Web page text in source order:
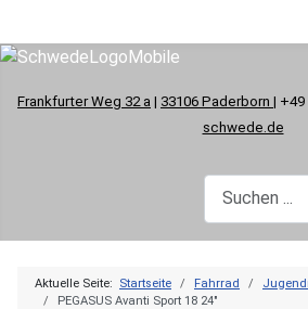
Frankfurter Weg 32 a | 33106 Paderborn | +49
schwede.de
Aktuelle Seite: Startseite Fahrrad
PEGASUS Avanti Sport 18 24"